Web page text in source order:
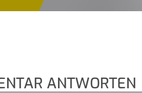
ANTWORTEN